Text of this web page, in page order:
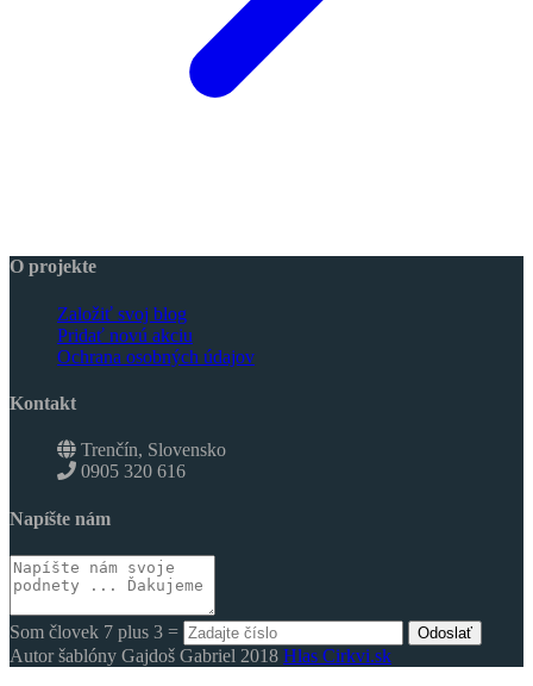
O projekte
Založiť svoj blog
Pridať novú akciu
Ochrana osobných údajov
Kontakt
Trenčín, Slovensko
0905 320 616
Napíšte nám
Som človek 7 plus 3 = Odoslať
Autor šablóny Gajdoš Gabriel 2018 Hlas Cirkvi.sk